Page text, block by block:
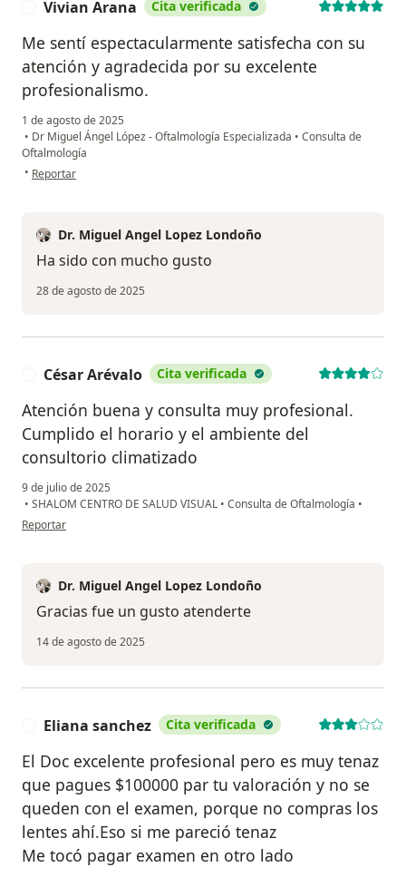
Vivian Arana Cita verificada
Me sentí espectacularmente satisfecha con su
atención y agradecida por su excelente
profesionalismo.
1 de agosto de 2025
• Dr Miguel Ángel López - Oftalmología Especializada • Consulta de
Oftalmología
• en opinión del usuario Vivian Arana
Reportar
Dr. Miguel Angel Lopez Londoño
Ha sido con mucho gusto
28 de agosto de 2025
César Arévalo Cita verificada
Atención buena y consulta muy profesional.
Cumplido el horario y el ambiente del
consultorio climatizado
9 de julio de 2025
• SHALOM CENTRO DE SALUD VISUAL • Consulta de Oftalmología •
en opinión del usuario César Arévalo
Reportar
Dr. Miguel Angel Lopez Londoño
Gracias fue un gusto atenderte
14 de agosto de 2025
Eliana sanchez Cita verificada
El Doc excelente profesional pero es muy tenaz
que pagues $100000 par tu valoración y no se
queden con el examen, porque no compras los
lentes ahí.Eso si me pareció tenaz
Me tocó pagar examen en otro lado